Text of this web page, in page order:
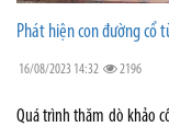
Phát hiện con đường cổ
16/08/2023 14:32 2196
Quá trình thăm dò khảo